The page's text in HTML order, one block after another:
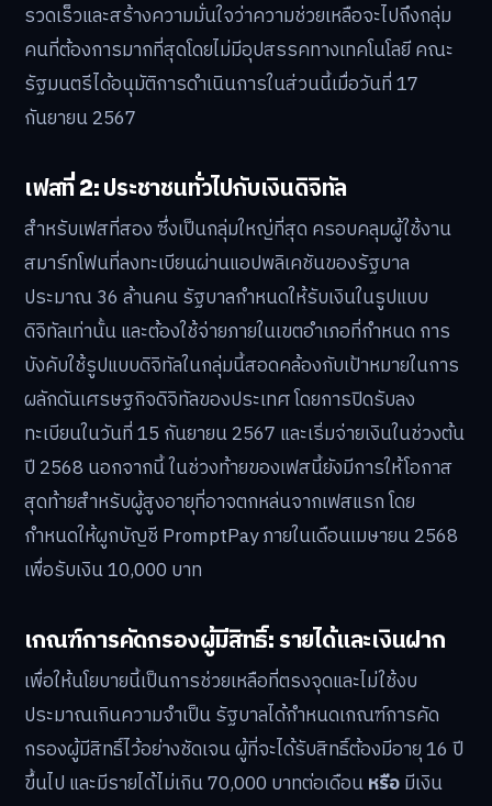
รวดเร็วและสร้างความมั่นใจว่าความช่วยเหลือจะไปถึงกลุ่ม
คนที่ต้องการมากที่สุดโดยไม่มีอุปสรรคทางเทคโนโลยี คณะ
รัฐมนตรีได้อนุมัติการดำเนินการในส่วนนี้เมื่อวันที่ 17
กันยายน 2567
เฟสที่ 2: ประชาชนทั่วไปกับเงินดิจิทัล
สำหรับเฟสที่สอง ซึ่งเป็นกลุ่มใหญ่ที่สุด ครอบคลุมผู้ใช้งาน
สมาร์ทโฟนที่ลงทะเบียนผ่านแอปพลิเคชันของรัฐบาล
ประมาณ 36 ล้านคน รัฐบาลกำหนดให้รับเงินในรูปแบบ
ดิจิทัลเท่านั้น และต้องใช้จ่ายภายในเขตอำเภอที่กำหนด การ
บังคับใช้รูปแบบดิจิทัลในกลุ่มนี้สอดคล้องกับเป้าหมายในการ
ผลักดันเศรษฐกิจดิจิทัลของประเทศ โดยการปิดรับลง
ทะเบียนในวันที่ 15 กันยายน 2567 และเริ่มจ่ายเงินในช่วงต้น
ปี 2568 นอกจากนี้ ในช่วงท้ายของเฟสนี้ยังมีการให้โอกาส
สุดท้ายสำหรับผู้สูงอายุที่อาจตกหล่นจากเฟสแรก โดย
กำหนดให้ผูกบัญชี PromptPay ภายในเดือนเมษายน 2568
เพื่อรับเงิน 10,000 บาท
เกณฑ์การคัดกรองผู้มีสิทธิ์: รายได้และเงินฝาก
เพื่อให้นโยบายนี้เป็นการช่วยเหลือที่ตรงจุดและไม่ใช้งบ
ประมาณเกินความจำเป็น รัฐบาลได้กำหนดเกณฑ์การคัด
กรองผู้มีสิทธิ์ไว้อย่างชัดเจน ผู้ที่จะได้รับสิทธิ์ต้องมีอายุ 16 ปี
ขึ้นไป และมีรายได้ไม่เกิน 70,000 บาทต่อเดือนหรือมีเงิน